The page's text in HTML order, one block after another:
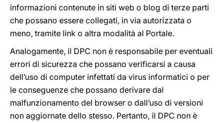
informazioni contenute in siti web o blog di terze parti
che possano essere collegati, in via autorizzata o
meno, tramite link o altra modalità al Portale.
Analogamente, il DPC non è responsabile per eventuali
errori di sicurezza che possano verificarsi a causa
dell’uso di computer infettati da virus informatici o per
le conseguenze che possano derivare dal
malfunzionamento del browser o dall’uso di versioni
non aggiornate dello stesso. Pertanto, il DPC non è